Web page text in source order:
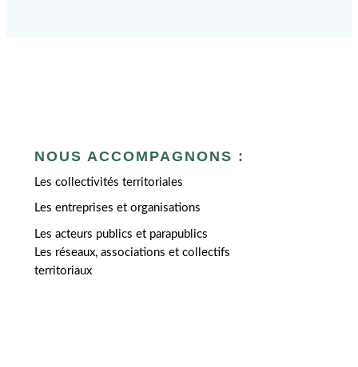
NOUS ACCOMPAGNONS :
Les collectivités territoriales
Les entreprises et organisations
Les acteurs publics et parapublics
Les réseaux, associations et collectifs
territoriaux